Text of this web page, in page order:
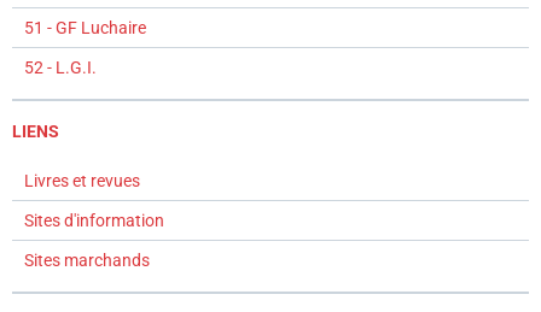
51 - GF Luchaire
52 - L.G.I.
LIENS
Livres et revues
Sites d'information
Sites marchands